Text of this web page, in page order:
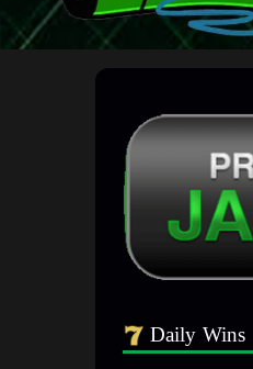
Daily Wins